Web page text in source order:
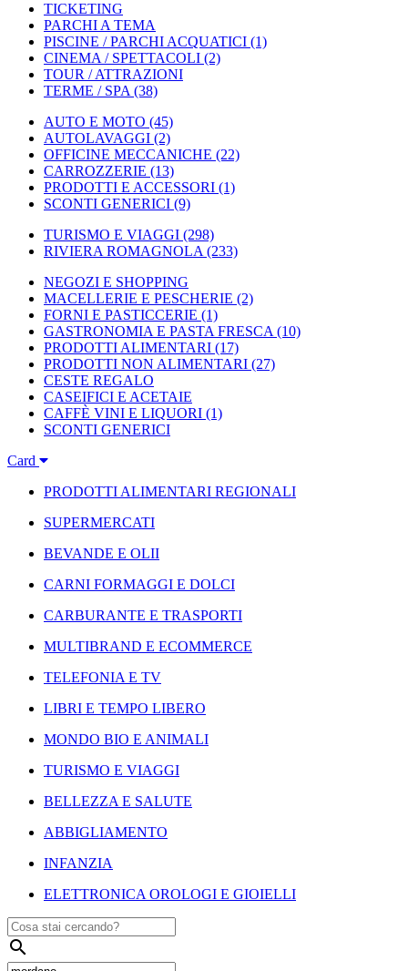
TICKETING
PARCHI A TEMA
PISCINE / PARCHI ACQUATICI (1)
CINEMA / SPETTACOLI (2)
TOUR / ATTRAZIONI
TERME / SPA (38)
AUTO E MOTO (45)
AUTOLAVAGGI (2)
OFFICINE MECCANICHE (22)
CARROZZERIE (13)
PRODOTTI E ACCESSORI (1)
SCONTI GENERICI (9)
TURISMO E VIAGGI (298)
RIVIERA ROMAGNOLA (233)
NEGOZI E SHOPPING
MACELLERIE E PESCHERIE (2)
FORNI E PASTICCERIE (1)
GASTRONOMIA E PASTA FRESCA (10)
PRODOTTI ALIMENTARI (17)
PRODOTTI NON ALIMENTARI (27)
CESTE REGALO
CASEIFICI E ACETAIE
CAFFÈ VINI E LIQUORI (1)
SCONTI GENERICI
Card
PRODOTTI ALIMENTARI REGIONALI
SUPERMERCATI
BEVANDE E OLII
CARNI FORMAGGI E DOLCI
CARBURANTE E TRASPORTI
MULTIBRAND E ECOMMERCE
TELEFONIA E TV
LIBRI E TEMPO LIBERO
MONDO BIO E ANIMALI
TURISMO E VIAGGI
BELLEZZA E SALUTE
ABBIGLIAMENTO
INFANZIA
ELETTRONICA OROLOGI E GIOIELLI
